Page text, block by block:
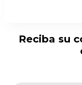
Reciba su